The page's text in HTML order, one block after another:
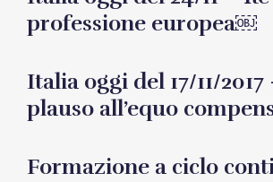
professione europea￼
Italia oggi del 17/11/2017
plauso all’equo
Formazione a ciclo